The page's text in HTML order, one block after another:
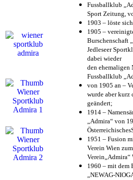
Fussballklub
Sport Zeitung,
1903 – löste
1905 –
Burschenschaft
Jedleseer
dabei wieder
den ehemaligen
Fussballklub
von 1905 an –
wurde aber kurz
geändert;
1914 –
„Admira“ von
1951 – Fusion
Verein Wien
Verein„Admira“
1960 – mit dem
„NEWAG-